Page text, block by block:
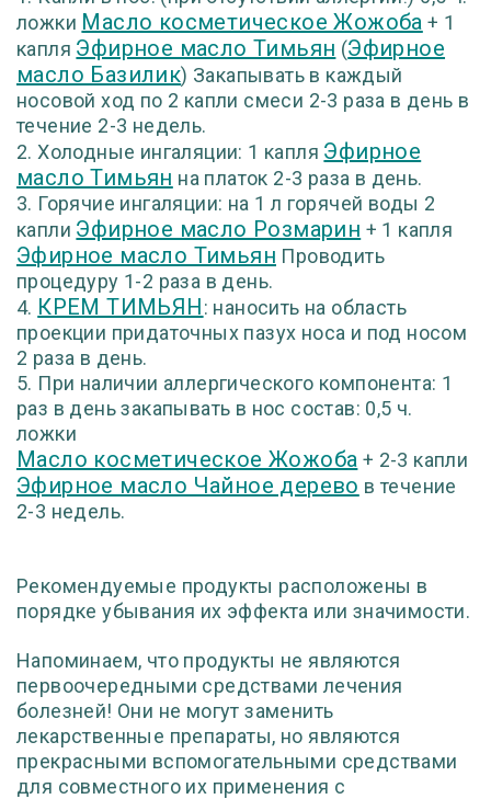
ложки Масло косметическое Жожоба + 1
капля Эфирное масло Тимьян (Эфирное
масло Базилик) Закапывать в каждый
носовой ход по 2 капли смеси 2-3 раза в день в
течение 2-3 недель.
2. Холодные ингаляции: 1 капля Эфирное
масло Тимьян на платок 2-3 раза в день.
3. Горячие ингаляции: на 1 л горячей воды 2
капли Эфирное масло Розмарин + 1 капля
Эфирное масло Тимьян Проводить
процедуру 1-2 раза в день.
4. КРЕМ ТИМЬЯН: наносить на область
проекции придаточных пазух носа и под носом
2 раза в день.
5. При наличии аллергического компонента: 1
раз в день закапывать в нос состав: 0,5 ч.
ложки
Масло косметическое Жожоба + 2-3 капли
Эфирное масло Чайное дерево в течение
2-3 недель.
Рекомендуемые продукты расположены в
порядке убывания их эффекта или значимости.
Напоминаем, что продукты не являются
первоочередными средствами лечения
болезней! Они не могут заменить
лекарственные препараты, но являются
прекрасными вспомогательными средствами
для совместного их применения с